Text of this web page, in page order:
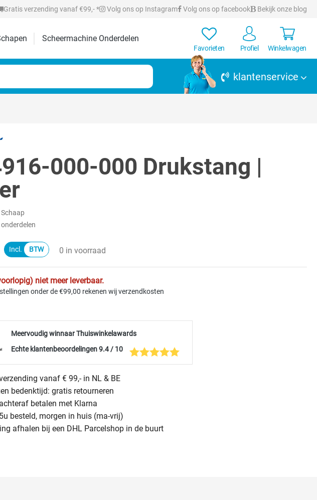
Gratis verzending vanaf €99,- * Volg ons op Instagram Volg ons op facebook Bekijk onze blog
Scheermachine Onderdelen
Favorieten Profiel Winkelwagen
klantenservice
000-000 Drukstang |
onderdelen
0 in voorraad
niet meer leverbaar.
onder de €99,00 rekenen wij verzendkosten
Meervoudig winnaar Thuiswinkelawards
Echte klantenbeoordelingen 9.4 / 10
vanaf € 99,- in NL & BE
bedenktijd: gratis retourneren
betalen met Klarna
besteld, morgen in huis (ma-vrij)
afhalen bij een DHL Parcelshop in de buurt